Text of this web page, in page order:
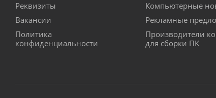
Реквизиты
Вакансии
Политика
конфиденциальности
Компьютерные
Рекламные
Производители
для сборки ПК